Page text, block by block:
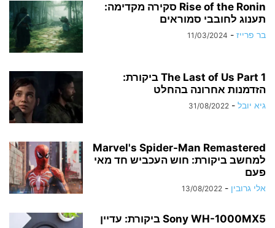
Rise of the Ronin סקירה מקדימה:
תענוג לחובבי סמוראים
בר פרייז -
11/03/2024
The Last of Us Part 1 ביקורת:
הזדמנות אחרונה בהחלט
גיא יובל -
31/08/2022
Marvel's Spider-Man Remastered
למחשב ביקורת: חוש העכביש חד מאי
פעם
אלי גרובין -
13/08/2022
Sony WH-1000MX5 ביקורת: עדיין